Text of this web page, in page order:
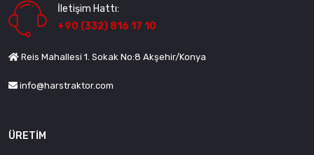
İletişim Hattı:
+90 (332) 816 17 10
Reis Mahallesi 1. Sokak No:8 Akşehir/Konya
info@harstraktor.com
ÜRETIM